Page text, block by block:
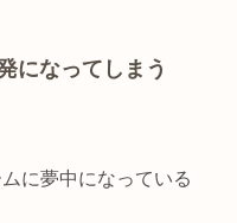
になってしまう
に夢中になっている